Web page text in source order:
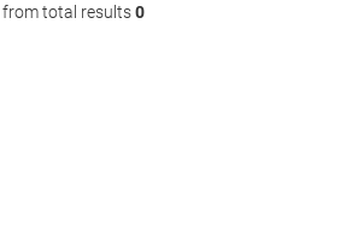
from total results0